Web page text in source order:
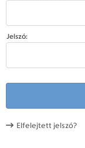
Jelszó:
Elfelejtett jelszó?